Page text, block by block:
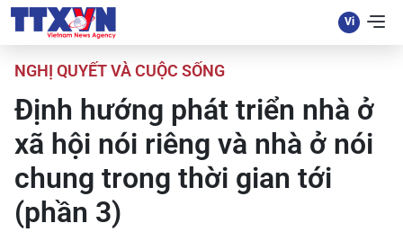
NGHỊ QUYẾT VÀ CUỘC SỐNG
Định hướng phát triển nhà ở
xã hội nói riêng và nhà ở nói
chung trong thời gian tới
(phần 3)